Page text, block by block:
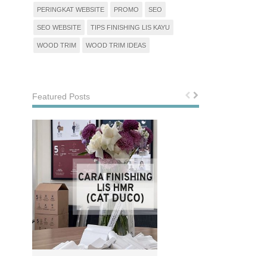
PERINGKAT WEBSITE PROMO SEO
SEO WEBSITE TIPS FINISHING LIS KAYU
WOOD TRIM WOOD TRIM IDEAS
Featured Posts